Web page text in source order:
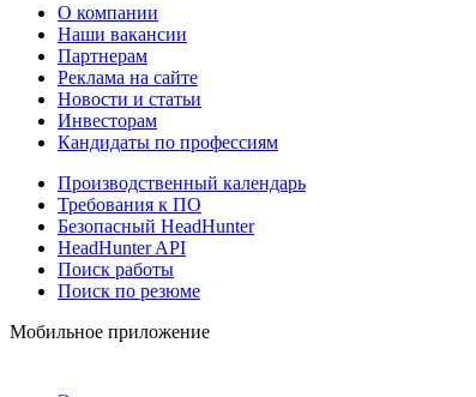
О компании
Наши вакансии
Партнерам
Реклама на сайте
Новости и статьи
Инвесторам
Кандидаты по профессиям
Производственный календарь
Требования к ПО
Безопасный HeadHunter
HeadHunter API
Поиск работы
Поиск по резюме
Мобильное приложение